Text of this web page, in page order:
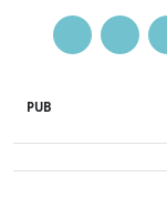
PUB